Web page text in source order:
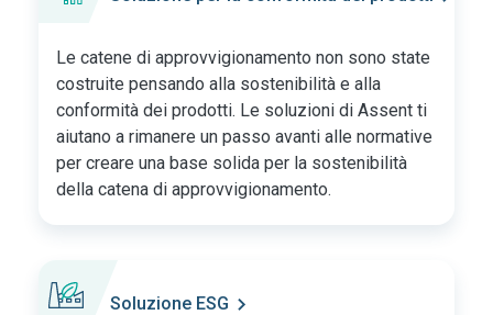
Italiano
Giapponese
Le catene di approvvigionamento non sono state
costruite pensando alla sostenibilità e alla
conformità dei prodotti. Le soluzioni di Assent ti
aiutano a rimanere un passo avanti alle normative
per creare una base solida per la sostenibilità
della catena di approvvigionamento.
Soluzione ESG